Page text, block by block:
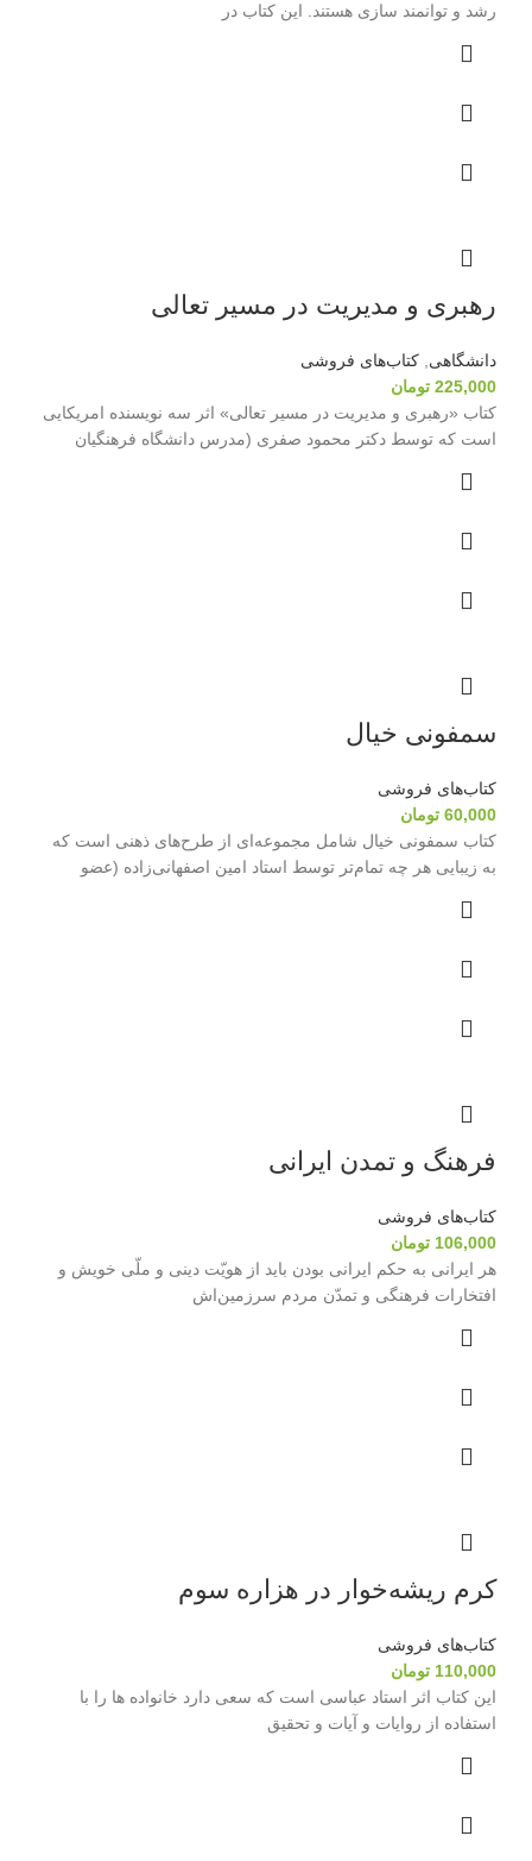
رشد و توانمند سازی هستند. این کتاب در
رهبری و مدیریت در مسیر تعالی
دانشگاهی, کتاب‌های فروشی
225,000 تومان
کتاب «رهبری و مدیریت در مسیر تعالی» اثر سه نویسنده امریکایی
است که توسط دکتر محمود صفری (مدرس دانشگاه فرهنگیان
سمفونی خیال
کتاب‌های فروشی
60,000 تومان
کتاب سمفونی خیال شامل مجموعه‌ای از طرح‌های ذهنی است که
به زیبایی هر چه تمام‌تر توسط استاد امین اصفهانی‌زاده (عضو
فرهنگ و تمدن ایرانی
کتاب‌های فروشی
106,000 تومان
هر ایرانی به حکم ایرانی بودن باید از هویّت دینی و ملّی خویش و
افتخارات فرهنگی و تمدّن مردم سرزمین‌اش
کرم ریشه‌خوار در هزاره سوم
کتاب‌های فروشی
110,000 تومان
این کتاب اثر استاد عباسی است که سعی دارد خانواده ها را با
استفاده از روایات و آیات و تحقیق